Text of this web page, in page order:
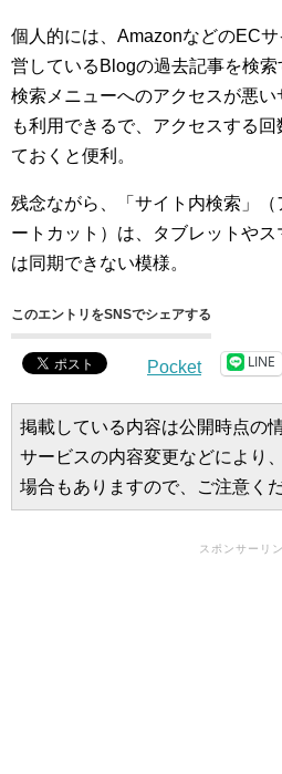
個人的には、AmazonなどのEC
営しているBlogの過去記事を検索
検索メニューへのアクセスが悪
も利用できるで、アクセスする
ておくと便利。
残念ながら、「サイト内検索」
ートカット）は、タブレットや
は同期できない模様。
このエントリをSNSでシェアする
Pocket LINE
掲載している内容は公開時点の
サービスの内容変更などにより
場合もありますので、ご注意くだ
スポンサーリ